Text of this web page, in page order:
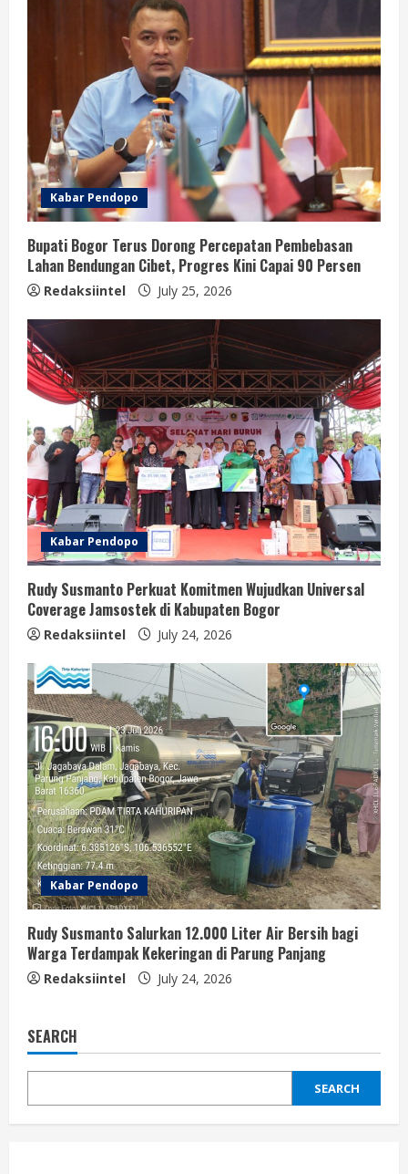
Kabar Pendopo
Bupati Bogor Terus Dorong Percepatan Pembebasan
Lahan Bendungan Cibet, Progres Kini Capai 90 Persen
Redaksiintel July 25, 2026
Kabar Pendopo
Rudy Susmanto Perkuat Komitmen Wujudkan Universal
Coverage Jamsostek di Kabupaten Bogor
Redaksiintel July 24, 2026
Kabar Pendopo
Rudy Susmanto Salurkan 12.000 Liter Air Bersih bagi
Warga Terdampak Kekeringan di Parung Panjang
Redaksiintel July 24, 2026
SEARCH
SEARCH